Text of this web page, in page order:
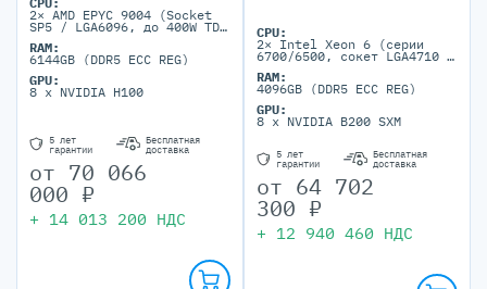
2× AMD EPYC 9004 (Socket
SP5 / LGA6096, до 400W TDP
RAM:
6144GB (DDR5 ECC REG)
GPU:
8 x NVIDIA H100
5 лет
гарантии
Бесплатная
доставка
от 70 066
000 ₽
+ 14 013 200 НДС
CPU:
2× Intel Xeon 6 (серии
6700/6500, сокет LGA4710 /
RAM:
4096GB (DDR5 ECC REG)
GPU:
8 x NVIDIA B200 SXM
5 лет
гарантии
Бесплатная
доставка
от 64 702
300 ₽
+ 12 940 460 НДС